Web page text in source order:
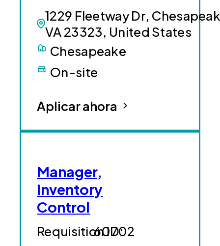
1229 Fleetway Dr,
VA 23323, United States
Chesapeake
On-site
Aplicar ahora
Manager,
Inventory
Control
60702